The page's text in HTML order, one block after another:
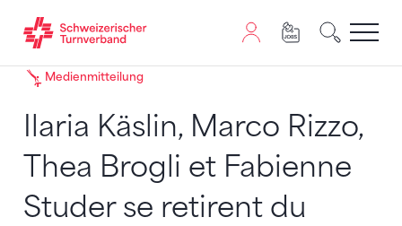
Zum Inhalt springen
Zur Sitemap navigieren
Zum Navigieren dieser Seite wird JavaScript benötigt.
Medienmitteilung
Ilaria Käslin, Marco Rizzo,
Thea Brogli et Fabienne
Studer se retirent du